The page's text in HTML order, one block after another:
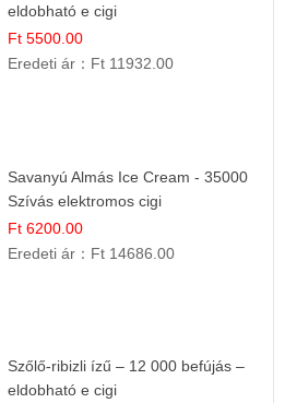
eldobható e cigi
Ft 5500.00
Eredeti ár： Ft 11932.00
Savanyú Almás Ice Cream - 35000
Szívás elektromos cigi
Ft 6200.00
Eredeti ár： Ft 14686.00
Szőlő-ribizli ízű – 12 000 befújás –
eldobható e cigi